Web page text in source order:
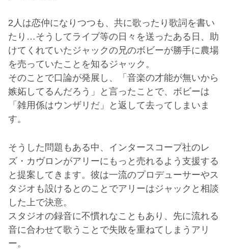
2人は恋仲になりつつも、共に歌ったり歌詞を書い
たり…そうしてライブ等の日々を送ったある日、助
けてくれていたジャックの兄のボビーが勝手に農場
を売っていたことを知るジャック。
そのことで口論が発展し、「音楽の才能が無いから
嫉妬してるんだろう」と言ったことで、ボビーは
「雑用係はウンザリだ」と返して去ってしまいま
す。
そうした問題もある中、インタースコープ社のレ
ズ・カヴロンがアリーにもっと売れるよう支援する
と提案してきます。彼は一流のプロデューサーやス
タジオも設けるとのことでアリーはジャックと相談
した上で決意。
スタジオの録音に不慣れなこともあり、先に流れる
音に合わせて歌うことで失敗を重ねてしまうアリ
ー。